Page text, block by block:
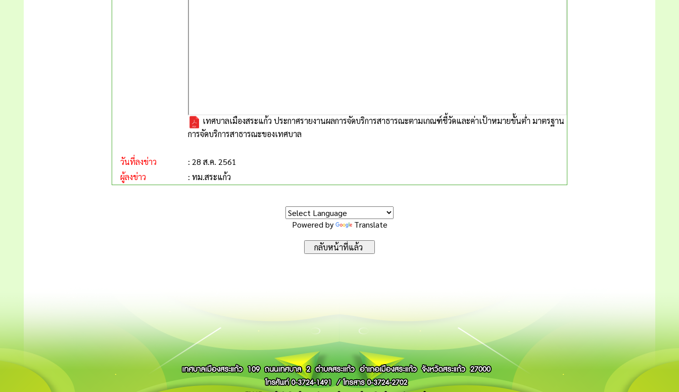
เทศบาลเมืองสระแก้ว ประกาศรายงานผลการจัดบริการสาธารณะตามเกณฑ์ชี้วัดและค่าเป้าหมายขั้นต่ำ มาตรฐาน
การจัดบริการสาธารณะของเทศบาล
วันที่ลงข่าว
: 28 ส.ค. 2561
ผู้ลงข่าว
: ทม.สระแก้ว
Powered by Translate